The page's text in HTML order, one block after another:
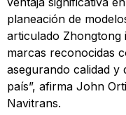
planeación de
articulado
marcas reconocidas
asegurando calidad y
país”, afirma John
Navitrans.